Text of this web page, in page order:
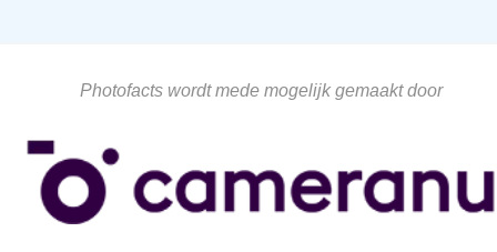
Photofacts wordt mede mogelijk gemaakt door